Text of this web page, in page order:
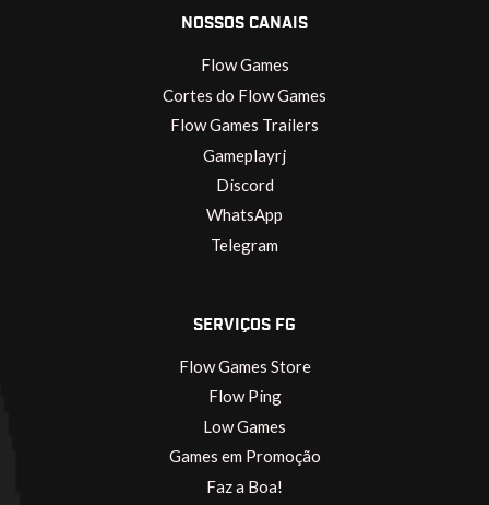
NOSSOS CANAIS
Flow Games
Cortes do Flow Games
Flow Games Trailers
Gameplayrj
Discord
WhatsApp
Telegram
SERVIÇOS FG
Flow Games Store
Flow Ping
Low Games
Games em Promoção
Faz a Boa!